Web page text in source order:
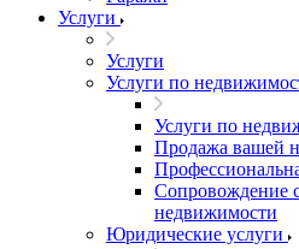
Услуги
Услуги
Услуги по
Услуги по
Продажа вашей
Сопровождение
недвижимости
Юридические услуги